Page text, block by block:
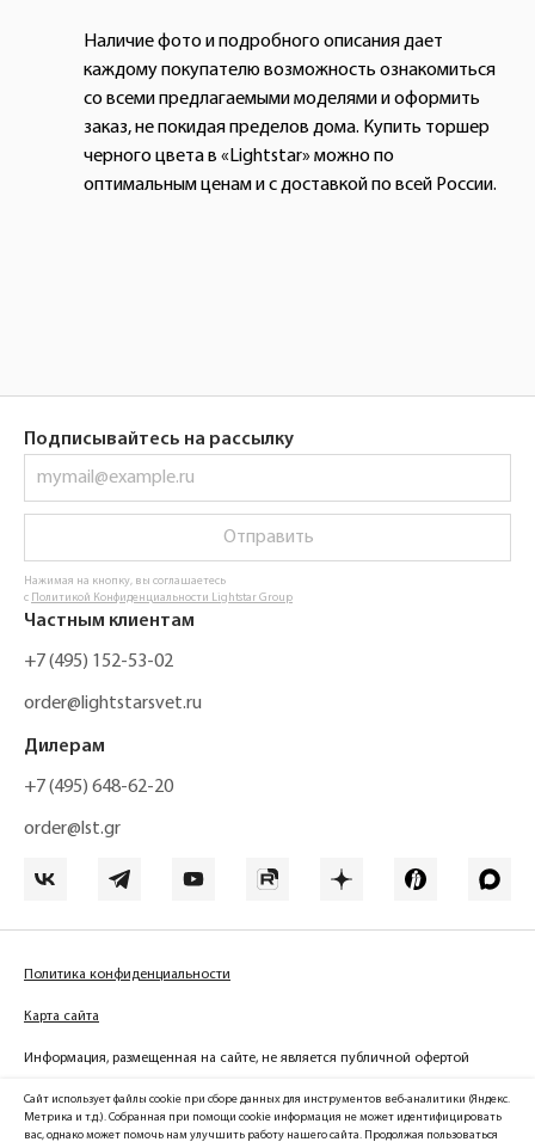
Наличие фото и подробного описания дает
каждому покупателю возможность ознакомиться
со всеми предлагаемыми моделями и оформить
заказ, не покидая пределов дома. Купить торшер
черного цвета в «Lightstar» можно по
оптимальным ценам и с доставкой по всей России.
Подписывайтесь на рассылку
Отправить
Нажимая на кнопку, вы соглашаетесь
с Политикой Конфиденциальности Lightstar Group
Частным клиентам
+7 (495) 152-53-02
order@lightstarsvet.ru
Дилерам
+7 (495) 648-62-20
order@lst.gr
Политика конфиденциальности
Карта сайта
Информация, размещенная на сайте, не является публичной офертой
Официальный сайт компании
Сайт использует файлы cookie при сборе данных для инструментов веб-аналитики (Яндекс.
Метрика и т.д.). Собранная при помощи cookie информация не может идентифицировать
вас, однако может помочь нам улучшить работу нашего сайта. Продолжая пользоваться